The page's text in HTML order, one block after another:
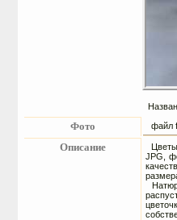
Фото файл
Описание
JPG,